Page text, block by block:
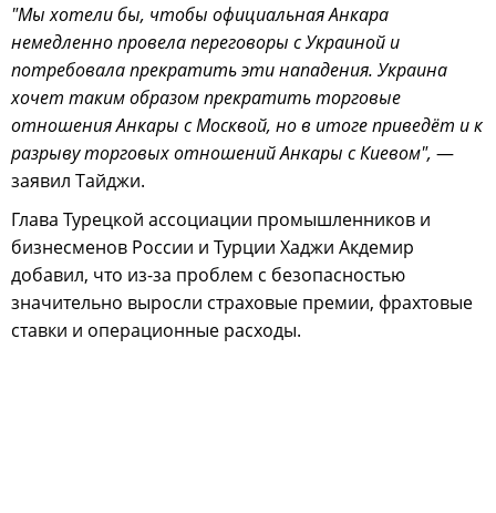
"Мы хотели бы, чтобы официальная Анкара
немедленно провела переговоры с Украиной и
потребовала прекратить эти нападения. Украина
хочет таким образом прекратить торговые
отношения Анкары с Москвой, но в итоге приведёт и к
разрыву торговых отношений Анкары с Киевом", —
заявил Тайджи.
Глава Турецкой ассоциации промышленников и
бизнесменов России и Турции Хаджи Акдемир
добавил, что из-за проблем с безопасностью
значительно выросли страховые премии, фрахтовые
ставки и операционные расходы.